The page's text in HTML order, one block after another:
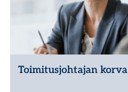
Toimitusjohtajan korva